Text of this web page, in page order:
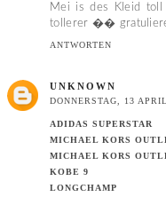
Mei is des Kleid toll
tollerer ��
ANTWORTEN
UNKNOWN
DONNERSTAG, 13
ADIDAS SUPERSTAR
MICHAEL KORS
MICHAEL KORS
KOBE 9
LONGCHAMP